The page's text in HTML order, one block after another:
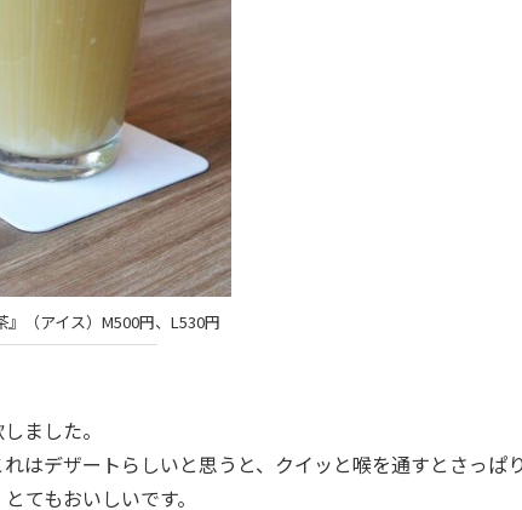
』（アイス）M500円、L530円
ました。
はデザートらしいと思うと、クイッと喉を通すとさっぱ
てもおいしいです。